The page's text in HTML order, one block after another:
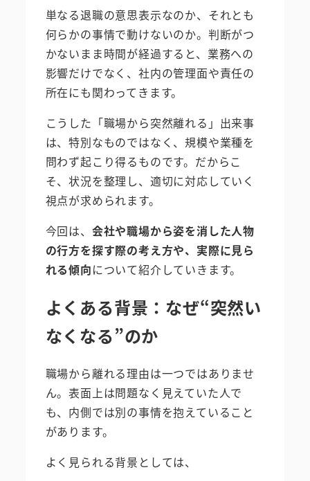
単なる退職の意思表示なのか、それとも
何らかの事情で動けないのか。判断がつ
かないまま時間が経過すると、業務への
影響だけでなく、社内の管理面や責任の
所在にも関わってきます。
こうした「職場から突然離れる」出来事
は、特別なものではなく、規模や業種を
問わず起こり得るものです。だからこ
そ、状況を整理し、適切に対応していく
視点が求められます。
今回は、 会社や職場から姿を消した人物
の行方を探す際の考え方や、実際に見ら
れる傾向について紹介していきます。
よくある背景：なぜ“突然い
なくなる”のか
職場から離れる理由は一つではありませ
ん。表面上は問題なく見えていた人で
も、内側では別の事情を抱えていること
があります。
よく見られる背景としては、